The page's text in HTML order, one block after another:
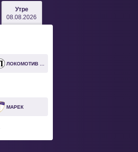
Утре
08.08.2026
МАРЕК